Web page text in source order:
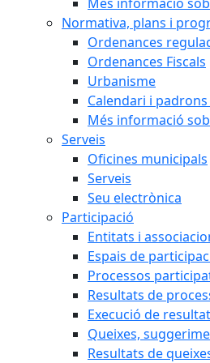
Normativa, plans i
Ordenances
Ordenances Fiscals
Urbanisme
Calendari i
Més informació
Serveis
Oficines municipals
Serveis
Seu electrònica
Participació
Entitats i
Espais de
Processos
Resultats de
Execució de
Queixes,
Resultats de